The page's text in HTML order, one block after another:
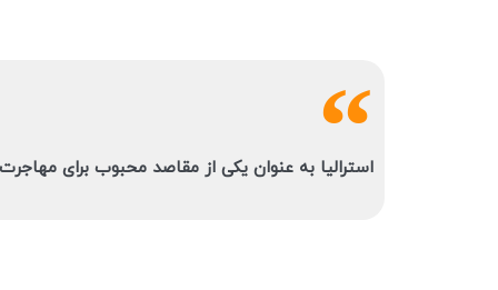
استرالیا به عنوان یکی از مقاصد محبوب برای